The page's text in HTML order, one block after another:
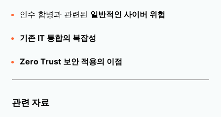
인수 합병과 관련된 일반적인 사이버 위험
기존 IT 통합의 복잡성
Zero Trust 보안 적용의 이점
관련 자료